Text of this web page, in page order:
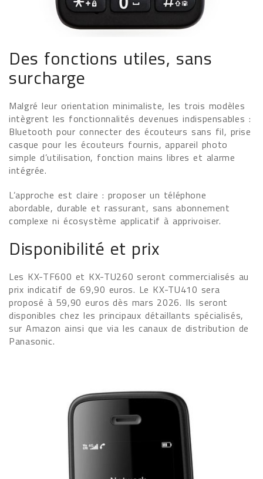
Des fonctions utiles, sans
surcharge
Malgré leur orientation minimaliste, les trois modèles
intègrent les fonctionnalités devenues indispensables :
Bluetooth pour connecter des écouteurs sans fil, prise
casque pour les écouteurs fournis, appareil photo
simple d’utilisation, fonction mains libres et alarme
intégrée.
L’approche est claire : proposer un téléphone
abordable, durable et rassurant, sans abonnement
complexe ni écosystème applicatif à apprivoiser.
Disponibilité et prix
Les KX-TF600 et KX-TU260 seront commercialisés au
prix indicatif de 69,90 euros. Le KX-TU410 sera
proposé à 59,90 euros dès mars 2026. Ils seront
disponibles chez les principaux détaillants spécialisés,
sur Amazon ainsi que via les canaux de distribution de
Panasonic.